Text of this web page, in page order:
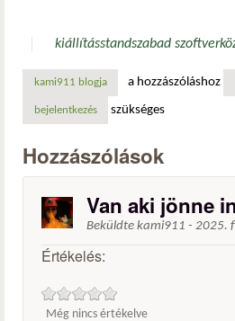
kiállításstandszabad szoftver
kami911 blogja a hozzászóláshoz
bejelentkezés szükséges
Hozzászólások
Van aki jönne
Beküldte kami911 - 2025.
Értékelés:
Még nincs értékelve